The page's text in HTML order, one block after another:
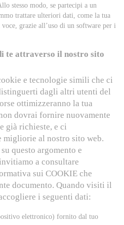
stesso modo, se partecipi a un
trattare ulteriori dati, come la tua
grazie all’uso di un software per i
te attraverso il nostro sito
e tecnologie simili che ci
dagli altri utenti del
ottimizzeranno la tua
dovrai fornire nuovamente
già richieste, e ci
migliorie al nostro sito web.
questo argomento e
a consultare
sui COOKIE che
documento. Quando visiti il
i seguenti dati:
elettronico) fornito dal tuo